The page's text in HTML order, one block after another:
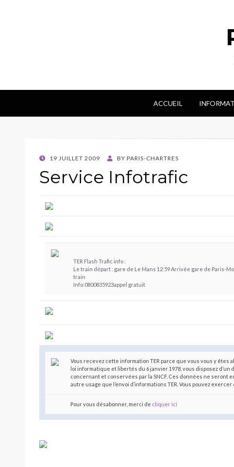
ACCUEIL
POSTED
19 JUILLET 2009 BY PARIS-CHARTRES
Service Infotrafic
TER Flash Trafic info :
Le train départ : gare de Le Mans 12:59 Arrivée gare de Paris-
train
Info:0800835923appel gratuit
Vous recevez cette information TER parce que vous vous y êtes
loi informatique et libertés du 6 janvier 1978, vous disposez
concernant et conservées par la SNCF. Ces données ne seront
autre usage que l’envoi d’informations TER. Vous pouvez
Pour vous désabonner, merci de cliquer ici